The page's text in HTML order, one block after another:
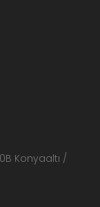
Konyaaltı /